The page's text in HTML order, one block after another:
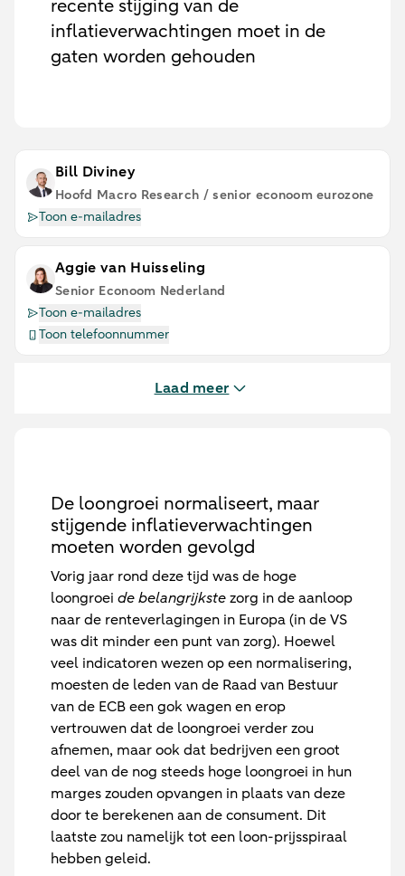
recente stijging van de
inflatieverwachtingen moet in de
gaten worden gehouden
Bill Diviney
Hoofd Macro Research / senior econoom eurozone
Toon e-mailadres
Aggie van Huisseling
Senior Econoom Nederland
Toon e-mailadres
Toon telefoonnummer
Laad meer
De loongroei normaliseert, maar
stijgende inflatieverwachtingen
moeten worden gevolgd
Vorig jaar rond deze tijd was de hoge
loongroei de belangrijkstezorg in de aanloop
naar de renteverlagingen in Europa (in de VS
was dit minder een punt van zorg). Hoewel
veel indicatoren wezen op een normalisering,
moesten de leden van de Raad van Bestuur
van de ECB een gok wagen en erop
vertrouwen dat de loongroei verder zou
afnemen, maar ook dat bedrijven een groot
deel van de nog steeds hoge loongroei in hun
marges zouden opvangen in plaats van deze
door te berekenen aan de consument. Dit
laatste zou namelijk tot een loon-prijsspiraal
hebben geleid.